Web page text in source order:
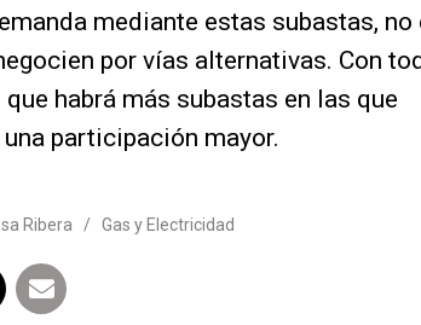
mediante estas subastas, no
por vías alternativas. Con
que habrá más subastas en las que
participación mayor.
Ribera / Gas y Electricidad